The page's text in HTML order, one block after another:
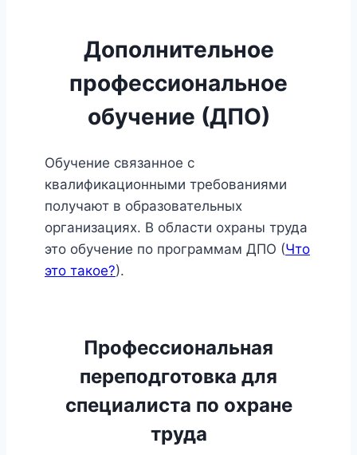
Дополнительное
профессиональное
обучение (ДПО)
Обучение связанное с
квалификационными требованиями
получают в образовательных
организациях. В области охраны труда
это обучение по программам ДПО (Что
это такое?).
Профессиональная
переподготовка для
специалиста по охране
труда